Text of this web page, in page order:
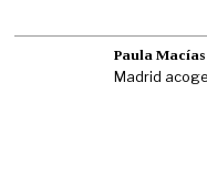
Paula Macías
Madrid